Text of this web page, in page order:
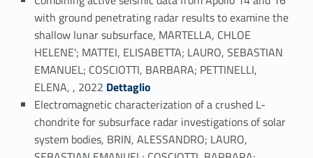
with ground penetrating radar results to examine the
shallow lunar subsurface, MARTELLA, CHLOE
HELENE'; MATTEI, ELISABETTA; LAURO, SEBASTIAN
EMANUEL; COSCIOTTI, BARBARA; PETTINELLI,
ELENA, , 2022 Link identifier #identifier_person_198692-14
Dettaglio
Electromagnetic characterization of a crushed L-
chondrite for subsurface radar investigations of solar
system bodies, BRIN, ALESSANDRO; LAURO,